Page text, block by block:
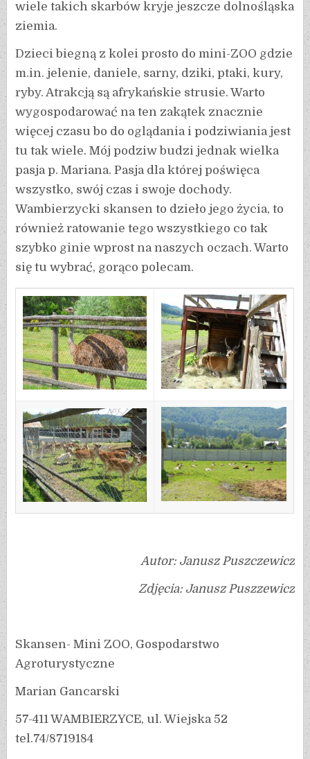
wiele takich skarbów kryje jeszcze dolnośląska
ziemia.
Dzieci biegną z kolei prosto do mini-ZOO gdzie
m.in. jelenie, daniele, sarny, dziki, ptaki, kury,
ryby. Atrakcją są afrykańskie strusie. Warto
wygospodarować na ten zakątek znacznie
więcej czasu bo do oglądania i podziwiania jest
tu tak wiele. Mój podziw budzi jednak wielka
pasja p. Mariana. Pasja dla której poświęca
wszystko, swój czas i swoje dochody.
Wambierzycki skansen to dzieło jego życia, to
również ratowanie tego wszystkiego co tak
szybko ginie wprost na naszych oczach. Warto
się tu wybrać, gorąco polecam.
Autor: Janusz Puszczewicz
Zdjęcia: Janusz Puszzewicz
Skansen- Mini ZOO, Gospodarstwo
Agroturystyczne
Marian Gancarski
57-411 WAMBIERZYCE, ul. Wiejska 52
tel.74/8719184